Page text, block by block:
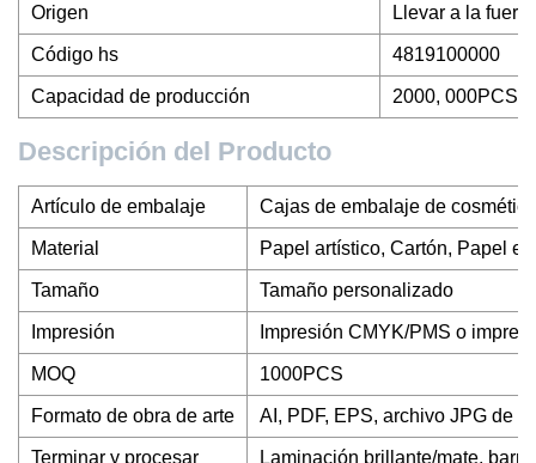
Origen Llevar a la
Código hs 4819100000
Capacidad de producción 2000, 000PCS/
Descripción del Producto
Artículo de embalaje Cajas de embalaje de
Material Papel artístico, Cartón, Papel
Tamaño Tamaño personalizado
Impresión Impresión CMYK/PMS o
MOQ 1000PCS
Formato de obra de arte AI, PDF, EPS, archivo JPG de
Terminar y procesar Laminación brillante/mate,